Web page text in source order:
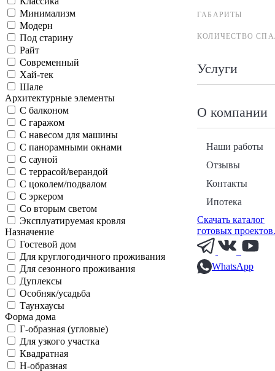
ГАБАРИТЫ
КОЛИЧЕСТВО
Услуги
О компании
Наши работы
Отзывы
Контакты
Ипотека
Скачать каталог
готовых
WhatsApp
Минимализм
Модерн
Под старину
Райт
Современный
Хай-тек
Шале
Архитектурные элементы
С балконом
С гаражом
С навесом для машины
С панорамными окнами
С сауной
С террасой/верандой
С цоколем/подвалом
С эркером
Со вторым светом
Эксплуатируемая кровля
Назначение
Гостевой дом
Для круглогодичного проживания
Для сезонного проживания
Дуплексы
Особняк/усадьба
Таунхаусы
Форма дома
Г-образная (угловые)
Для узкого участка
Квадратная
Н-образная